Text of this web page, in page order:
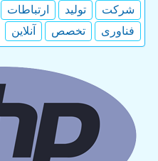
شركت تولید ارتباطات
فناوری
تخصص آنلاین